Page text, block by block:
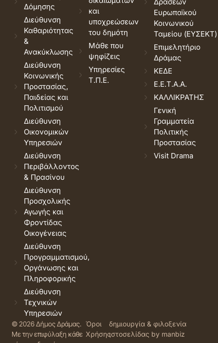
Δόμησης
Διεύθυνση
Καθαριότητας
&
Ανακύκλωσης
Διεύθυνση
Κοινωνικής
Προστασίας,
Παιδείας και
Πολιτισμού
Διεύθυνση
Οικονομικών
Υπηρεσιών
Διεύθυνση
Περιβάλλοντος
& Πρασίνου
Διεύθυνση
Προσχολικής
Αγωγής και
Φροντίδας
Οικογένειας
Διεύθυνση
Προγραμματισμού,
Οργάνωσης και
Πληροφορικής
Διεύθυνση
Τεχνικών
Υπηρεσιών
και
υποχρεώσεων
του δημότη
Μάθε που
ψηφίζεις
Υπηρεσίες
Τ.Π.Ε.
Ευρωπαϊκού
Κοινωνικού
Ταμείου (ΕΥΣΕΚΤ)
Επιμελητήριο
Δράμας
ΚΕΔΕ
Ε.Ε.Τ.Α.Α.
ΚΑΛΛΙΚΡΑΤΗΣ
Γενική
Γραμματεία
Πολιτικής
Προστασίας
Visit Drama
© 2026 Δήμος Δράμας.
Με την επιφύλαξη κάθε
Όροι
Χρήσης
δημιουργία & φιλοξενία
ιστοσελίδας by manbiz